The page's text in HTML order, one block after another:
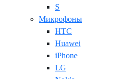
S
Микрофоны
HTC
Huawei
iPhone
LG